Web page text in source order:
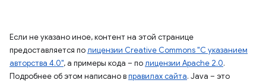
Если не указано иное, контент на этой странице
предоставляется полицензии Creative Commons "С указанием
авторства 4.0", а примеры кода – полицензии Apache 2.0.
Подробнее об этом написано вправилах сайта. Java – это